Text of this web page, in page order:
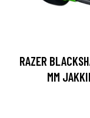
RAZER
MM